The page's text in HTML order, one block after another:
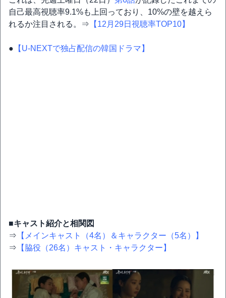
自己最高視聴率9.1%も上回っており、10%の壁を越えら
れるか注目される。⇒ 【12月29日視聴率TOP10】
● 【U-NEXTで独占配信の韓国ドラマ】
■キャスト紹介と相関図
⇒ 【メインキャスト（4名）＆キャラクター（5名）】
⇒ 【脇役（26名）キャスト・キャラクター】